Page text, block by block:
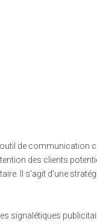
de communication
des clients
Il s’agit d’une
signalétiques